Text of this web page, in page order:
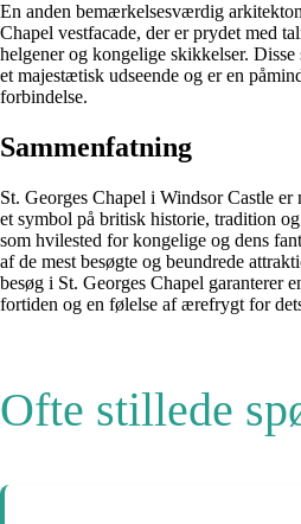
En anden bemærkelsesværdig
Chapel vestfacade, der er prydet med
helgener og kongelige skikkelser.
et majestætisk udseende og er en
forbindelse.
Sammenfatning
St. Georges Chapel i Windsor Castle
et symbol på britisk historie, tradition
som hvilested for kongelige og dens
af de mest besøgte og beundrede
besøg i St. Georges Chapel garanterer
fortiden og en følelse af ærefrygt for
Ofte stillede